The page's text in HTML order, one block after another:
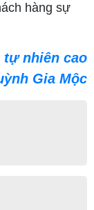
hàng sự
tự nhiên cao
Gia Mộc